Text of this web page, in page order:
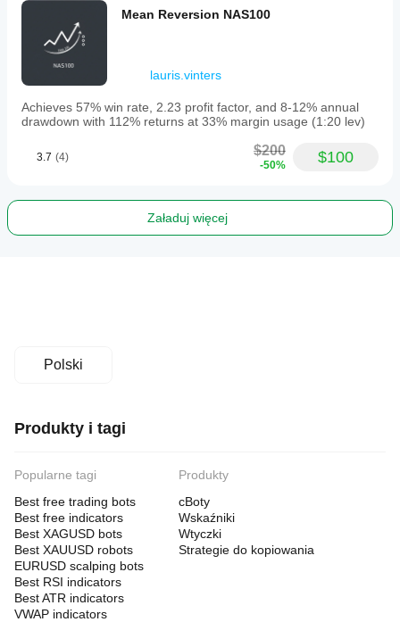
Mean Reversion NAS100
lauris.vinters
Achieves 57% win rate, 2.23 profit factor, and 8-12% annual
drawdown with 112% returns at 33% margin usage (1:20 lev)
3.7 (4) $200
-50% $100
Załaduj więcej
Polski
Produkty i tagi
Popularne tagi
Best free trading bots
Best free indicators
Best XAGUSD bots
Best XAUUSD robots
EURUSD scalping bots
Best RSI indicators
Best ATR indicators
VWAP indicators
Produkty
cBoty
Wskaźniki
Wtyczki
Strategie do kopiowania